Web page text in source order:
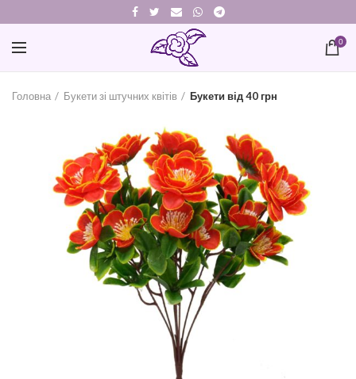
0
Головна Букети зі штучних квітів Букети від 40 грн